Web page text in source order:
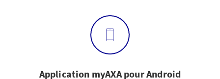
Application myAXA pour Android